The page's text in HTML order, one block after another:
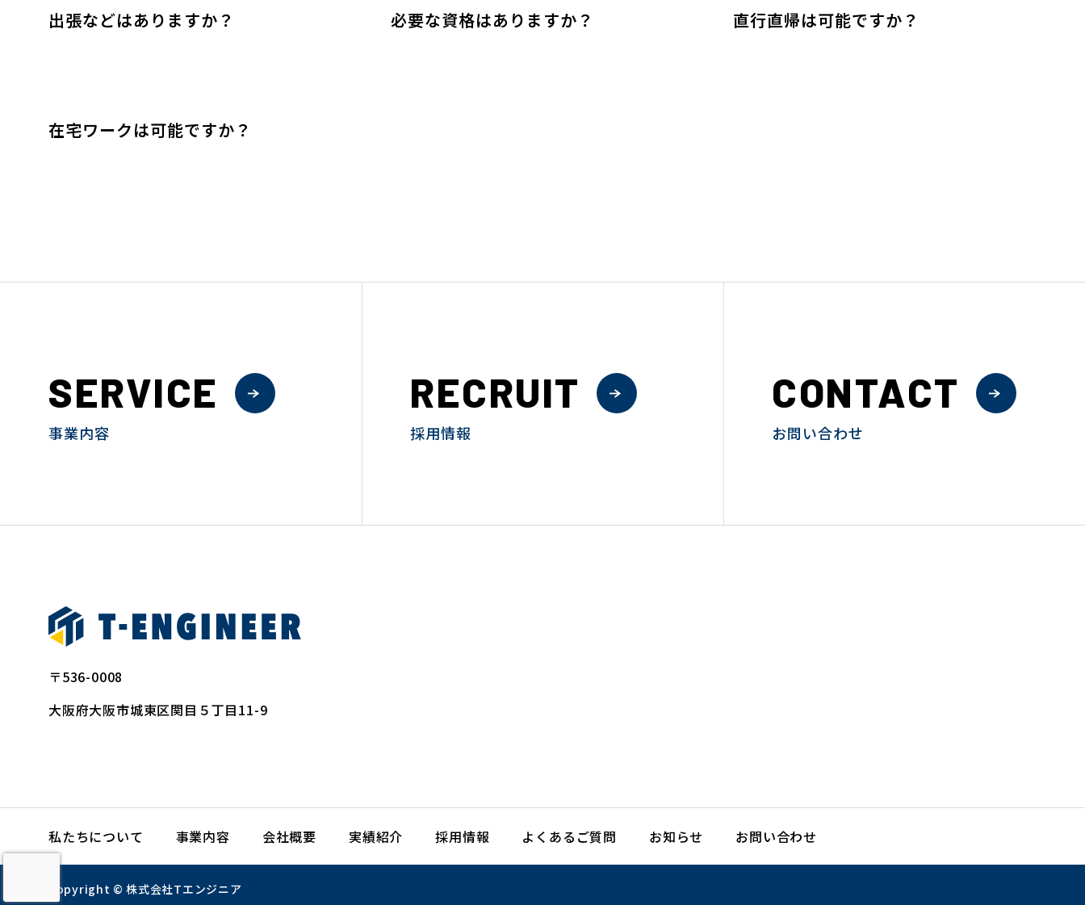
出張などはありますか？ 必要な資格はありますか？ 直行直帰は可能ですか？
在宅ワークは可能ですか？
SERVICE
事業内容
RECRUIT
採用情報
CONTACT
お問い合わせ
〒536-0008
大阪府大阪市城東区関目５丁目11-9
私たちについて 事業内容 会社概要 実績紹介 採用情報 よくあるご質問 お知らせ お問い合わせ
Copyright © 株式会社Tエンジニア